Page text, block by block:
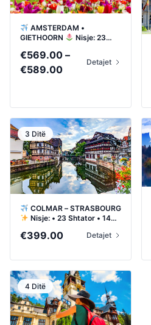
AMSTERDAM •
GIETHOORN
Nisje: 23
€569.00 –
€589.00Price
€589.00
Detajet
3 Ditë
COLMAR – STRASBOURG
Nisje: • 23 Shtator • 14
€399.00 Detajet
4 Ditë